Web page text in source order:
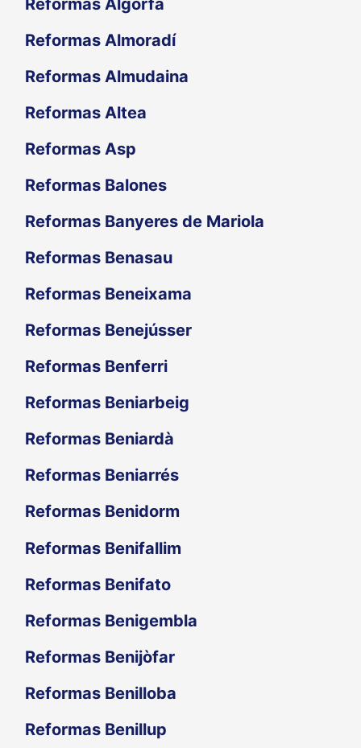
Reformas Algorfa
Reformas Almoradí
Reformas Almudaina
Reformas Altea
Reformas Asp
Reformas Balones
Reformas Banyeres de Mariola
Reformas Benasau
Reformas Beneixama
Reformas Benejússer
Reformas Benferri
Reformas Beniarbeig
Reformas Beniardà
Reformas Beniarrés
Reformas Benidorm
Reformas Benifallim
Reformas Benifato
Reformas Benigembla
Reformas Benijòfar
Reformas Benilloba
Reformas Benillup